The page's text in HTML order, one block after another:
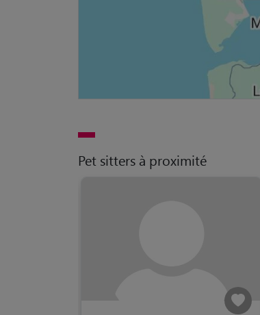
Pet sitters à proximité